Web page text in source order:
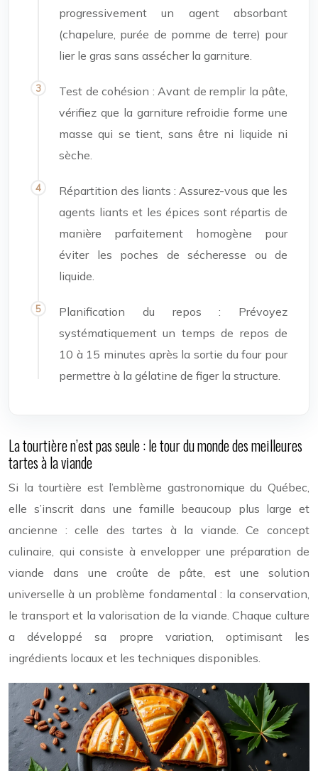
progressivement un agent absorbant
(chapelure, purée de pomme de terre) pour
lier le gras sans assécher la garniture.
Test de cohésion : Avant de remplir la pâte,
vérifiez que la garniture refroidie forme une
masse qui se tient, sans être ni liquide ni
sèche.
Répartition des liants : Assurez-vous que les
agents liants et les épices sont répartis de
manière parfaitement homogène pour
éviter les poches de sécheresse ou de
liquide.
Planification du repos : Prévoyez
systématiquement un temps de repos de
10 à 15 minutes après la sortie du four pour
permettre à la gélatine de figer la structure.
La tourtière n’est pas seule : le tour du monde des meilleures
tartes à la viande
Si la tourtière est l’emblème gastronomique du Québec,
elle s’inscrit dans une famille beaucoup plus large et
ancienne : celle des tartes à la viande. Ce concept
culinaire, qui consiste à envelopper une préparation de
viande dans une croûte de pâte, est une solution
universelle à un problème fondamental : la conservation,
le transport et la valorisation de la viande. Chaque culture
a développé sa propre variation, optimisant les
ingrédients locaux et les techniques disponibles.